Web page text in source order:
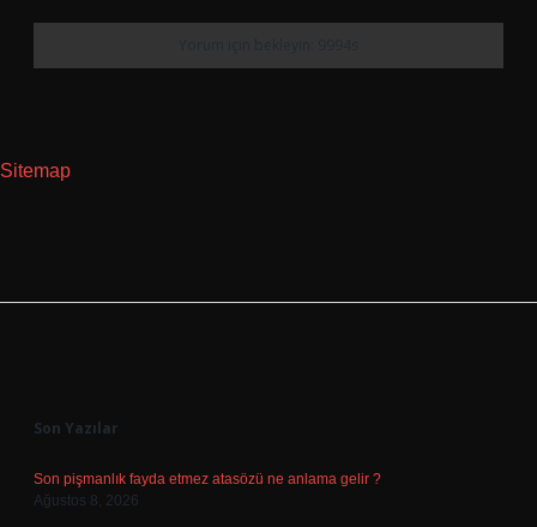
Sitemap
Son Yazılar
Son pişmanlık fayda etmez atasözü ne anlama gelir ?
Ağustos 8, 2026